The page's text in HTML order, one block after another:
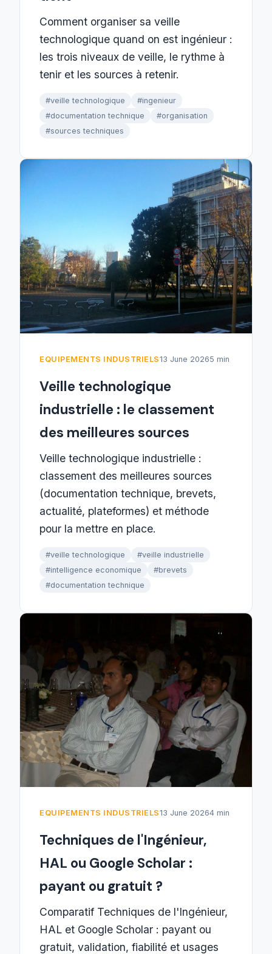
Comment organiser sa veille
technologique quand on est ingénieur :
les trois niveaux de veille, le rythme à
tenir et les sources à retenir.
#veille technologique
#ingenieur
#documentation technique
#organisation
#sources techniques
EQUIPEMENTS INDUSTRIELS13 June 20265 min
Veille technologique
industrielle : le classement
des meilleures sources
Veille technologique industrielle :
classement des meilleures sources
(documentation technique, brevets,
actualité, plateformes) et méthode
pour la mettre en place.
#veille technologique
#veille industrielle
#intelligence economique
#brevets
#documentation technique
EQUIPEMENTS INDUSTRIELS13 June 20264 min
Techniques de l'Ingénieur,
HAL ou Google Scholar :
payant ou gratuit ?
Comparatif Techniques de l'Ingénieur,
HAL et Google Scholar : payant ou
gratuit, validation, fiabilité et usages